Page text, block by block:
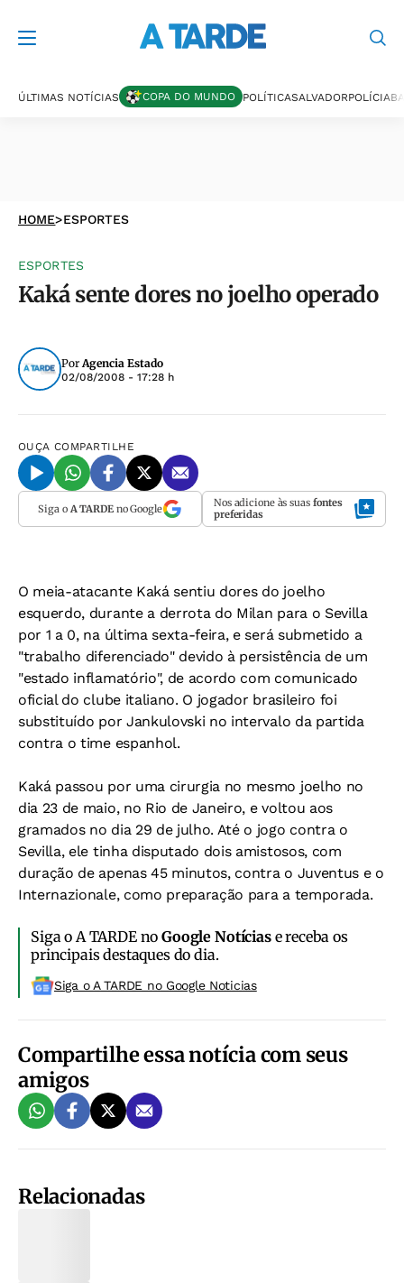
ÚLTIMAS NOTÍCIAS COPA DO MUNDO POLÍTICASALVADORPOLÍCIA
HOME>ESPORTES
ESPORTES
Kaká sente dores no joelho operado
PorAgencia Estado
02/08/2008 - 17:28 h
OUÇA COMPARTILHE
Siga o A TARDEno Google Nos adicione às suas fontes
preferidas
O meia-atacante Kaká sentiu dores do joelho
esquerdo, durante a derrota do Milan para o Sevilla
por 1 a 0, na última sexta-feira, e será submetido a
"trabalho diferenciado" devido à persistência de um
"estado inflamatório", de acordo com comunicado
oficial do clube italiano. O jogador brasileiro foi
substituído por Jankulovski no intervalo da partida
contra o time espanhol.
Kaká passou por uma cirurgia no mesmo joelho no
dia 23 de maio, no Rio de Janeiro, e voltou aos
gramados no dia 29 de julho. Até o jogo contra o
Sevilla, ele tinha disputado dois amistosos, com
duração de apenas 45 minutos, contra o Juventus e o
Internazionale, como preparação para a temporada.
Siga o A TARDE noGoogle Notíciase receba os
principais destaques do dia.
Siga o A TARDE no Google Noticias
Compartilhe essa notícia com seus
amigos
Relacionadas